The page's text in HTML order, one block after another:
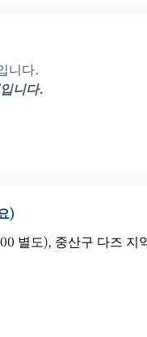
니다.
니다.
)
별도), 중산구 다즈 지